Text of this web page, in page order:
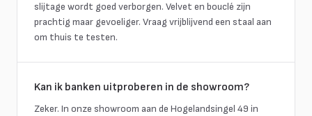
slijtage wordt goed verborgen. Velvet en bouclé zijn
prachtig maar gevoeliger. Vraag vrijblijvend een staal aan
om thuis te testen.
Kan ik banken uitproberen in de showroom?
Zeker. In onze showroom aan de Hogelandsingel 49 in